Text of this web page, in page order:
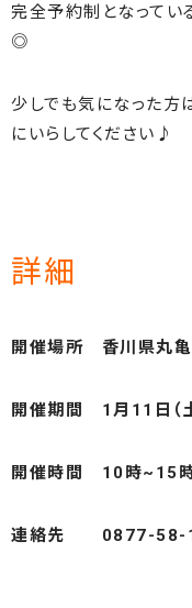
完全予約制となってい
◎
少しでも気になった方
にいらしてください♪
詳細
開催場所 香川県丸亀
開催期間 1月11日（土
開催時間 10時~15時
連絡先 0877-58-